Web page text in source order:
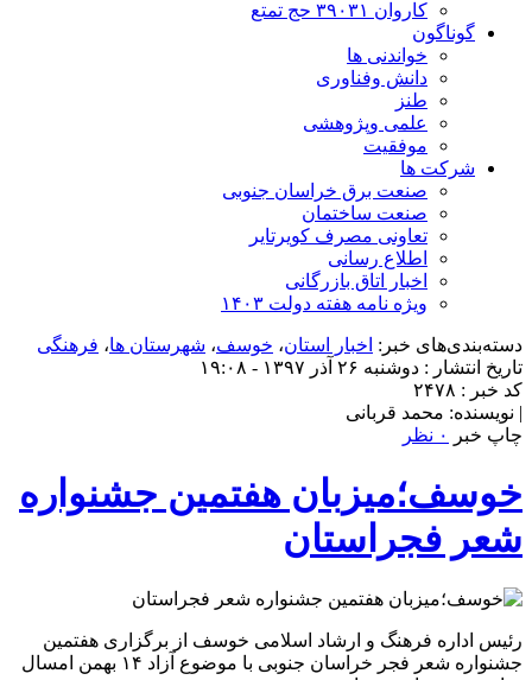
کاروان ۳۹۰۳۱ حج تمتع
گوناگون
خواندنی ها
دانش وفناوری
طنز
علمی وپژوهشی
موفقیت
شرکت ها
صنعت برق خراسان جنوبی
صنعت ساختمان
تعاونی مصرف کویرتایر
اطلاع رسانی
اخبار اتاق بازرگانی
ویژه نامه هفته دولت ۱۴۰۳
دسته‌بندی‌های خبر: اخبار استان، خوسف، شهرستان ها، فرهنگی
تاریخ انتشار : دوشنبه ۲۶ آذر ۱۳۹۷ - ۱۹:۰۸
کد خبر : ۲۴۷۸
| نویسنده: محمد قربانی
چاپ خبر
۰ نظر
خوسف؛میزبان هفتمین جشنواره
شعر فجراستان
رئیس اداره فرهنگ و ارشاد اسلامی خوسف از برگزاری هفتمین
جشنواره شعر فجر خراسان جنوبی با موضوع آزاد ۱۴ بهمن امسال